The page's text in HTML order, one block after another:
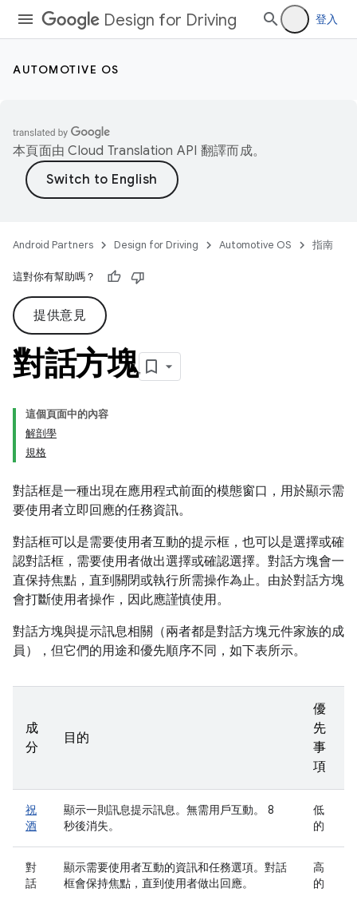
Design for Driving 登入
AUTOMOTIVE OS
本頁面由Cloud Translation API 翻譯而成。
Android Partners Design for Driving Automotive OS 指南
這對你有幫助嗎？
提供意見
對話方塊
這個頁面中的內容
解剖學
規格
對話框是一種出現在應用程式前面的模態窗口，用於顯示需
要使用者立即回應的任務資訊。
對話框可以是需要使用者互動的提示框，也可以是選擇或確
認對話框，需要使用者做出選擇或確認選擇。對話方塊會一
直保持焦點，直到關閉或執行所需操作為止。由於對話方塊
會打斷使用者操作，因此應謹慎使用。
對話方塊與提示訊息相關（兩者都是對話方塊元件家族的成
員），但它們的用途和優先順序不同，如下表所示。
成
分
目的
優
先
事
項
祝
酒
顯示一則訊息提示訊息。無需用戶互動。 8
秒後消失。
低
的
對
話
顯示需要使用者互動的資訊和任務選項。對話
框會保持焦點，直到使用者做出回應。
高
的